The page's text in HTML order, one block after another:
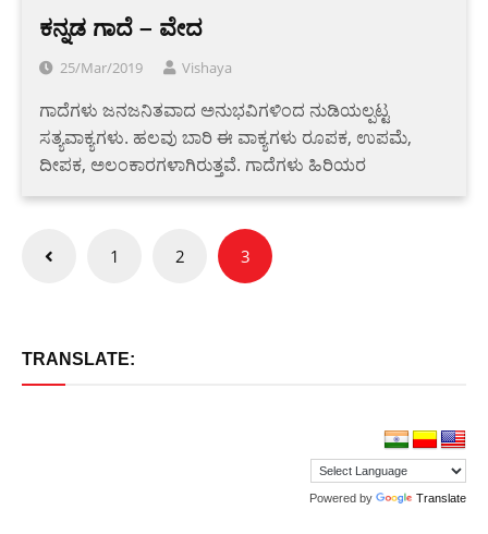
ಕನ್ನಡ ಗಾದೆ – ವೇದ
25/Mar/2019 Vishaya
ಗಾದೆಗಳು ಜನಜನಿತವಾದ ಅನುಭವಿಗಳಿಂದ ನುಡಿಯಲ್ಪಟ್ಟ
ಸತ್ಯವಾಕ್ಯಗಳು. ಹಲವು ಬಾರಿ ಈ ವಾಕ್ಯಗಳು ರೂಪಕ, ಉಪಮೆ,
ದೀಪಕ, ಅಲಂಕಾರಗಳಾಗಿರುತ್ತವೆ. ಗಾದೆಗಳು ಹಿರಿಯರ
Posts
1 2 3
TRANSLATE:
Powered by Translate